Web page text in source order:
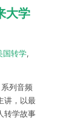
大学
国转学,
列音频
讲，以最
转学故事